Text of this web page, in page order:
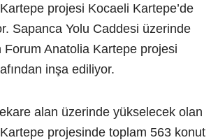
projesi Kocaeli Kartepe’de
Sapanca Yolu Caddesi üzerinde
Anatolia Kartepe projesi
inşa ediliyor.
alan üzerinde yükselecek olan
projesinde toplam 563 konut